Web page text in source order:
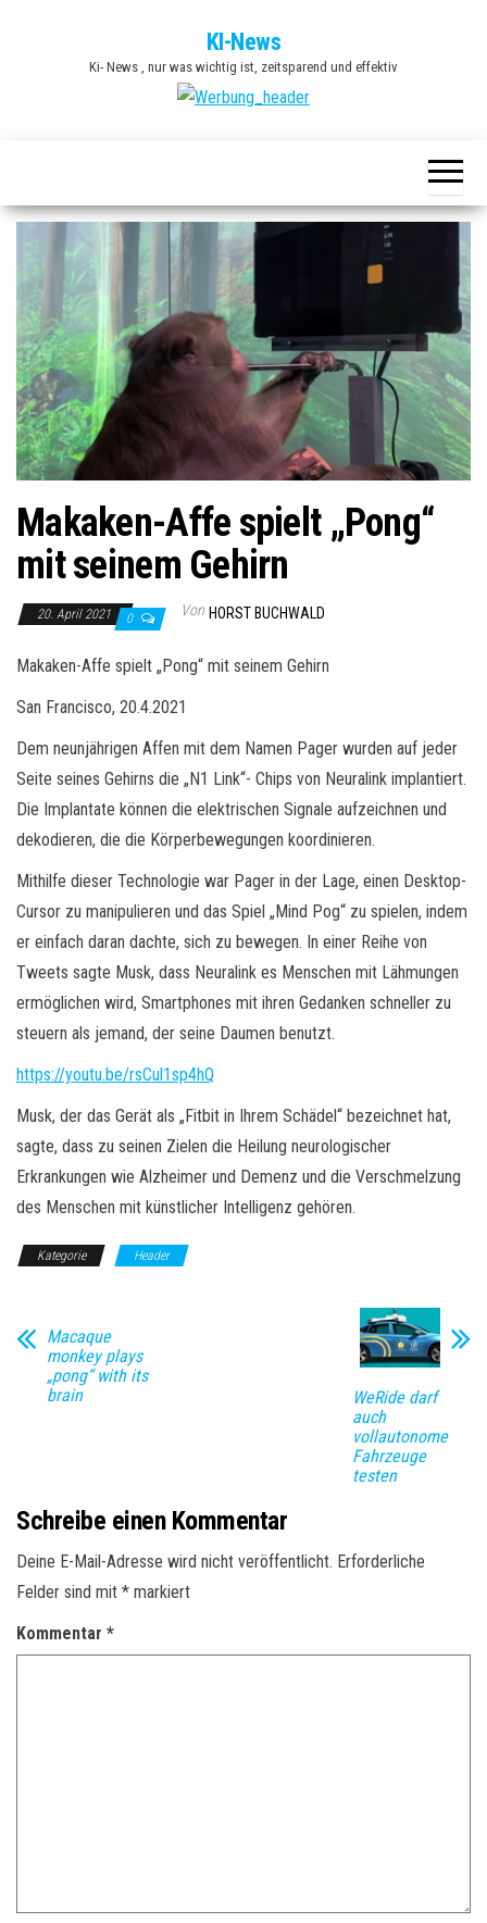
KI-News
Ki- News , nur was wichtig ist, zeitsparend und effektiv
Makaken-Affe spielt „Pong“
mit seinem Gehirn
20. April 2021 0 Von HORST BUCHWALD
Makaken-Affe spielt „Pong“ mit seinem Gehirn
San Francisco, 20.4.2021
Dem neunjährigen Affen mit dem Namen Pager wurden auf jeder
Seite seines Gehirns die „N1 Link“- Chips von Neuralink implantiert.
Die Implantate können die elektrischen Signale aufzeichnen und
dekodieren, die die Körperbewegungen koordinieren.
Mithilfe dieser Technologie war Pager in der Lage, einen Desktop-
Cursor zu manipulieren und das Spiel „Mind Pog“ zu spielen, indem
er einfach daran dachte, sich zu bewegen. In einer Reihe von
Tweets sagte Musk, dass Neuralink es Menschen mit Lähmungen
ermöglichen wird, Smartphones mit ihren Gedanken schneller zu
steuern als jemand, der seine Daumen benutzt.
https://youtu.be/rsCul1sp4hQ
Musk, der das Gerät als „Fitbit in Ihrem Schädel“ bezeichnet hat,
sagte, dass zu seinen Zielen die Heilung neurologischer
Erkrankungen wie Alzheimer und Demenz und die Verschmelzung
des Menschen mit künstlicher Intelligenz gehören.
Kategorie Header
Macaque
monkey plays
„pong“ with its
brain
WeRide darf
auch
vollautonome
Fahrzeuge
testen
Schreibe einen Kommentar
Deine E-Mail-Adresse wird nicht veröffentlicht. Erforderliche
Felder sind mit * markiert
Kommentar *